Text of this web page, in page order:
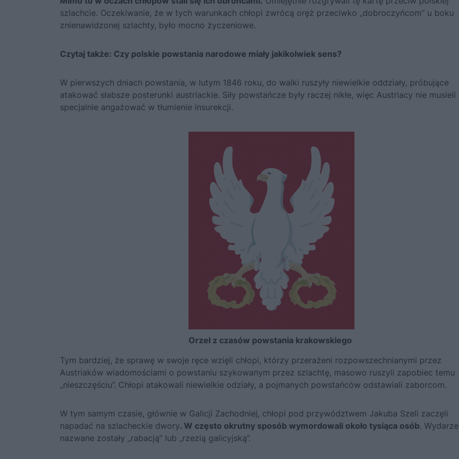
szlachcie. Oczekiwanie, że w tych warunkach chłopi zwrócą oręż przeciwko „dobroczyńcom” u boku
znienawidzonej szlachty, było mocno życzeniowe.
Czytaj także: Czy polskie powstania narodowe miały jakikolwiek sens?
W pierwszych dniach powstania, w lutym 1846 roku, do walki ruszyły niewielkie oddziały, próbujące
atakować słabsze posterunki austriackie. Siły powstańcze były raczej nikłe, więc Austriacy nie musieli
specjalnie angażować w tłumienie insurekcji.
Orzeł z czasów powstania krakowskiego
Tym bardziej, że sprawę w swoje ręce wzięli chłopi, którzy przerażeni rozpowszechnianymi przez
Austriaków wiadomościami o powstaniu szykowanym przez szlachtę, masowo ruszyli zapobiec temu
„nieszczęściu”. Chłopi atakowali niewielkie odziały, a pojmanych powstańców odstawiali zaborcom.
W tym samym czasie, głównie w Galicji Zachodniej, chłopi pod przywództwem Jakuba Szeli zaczęli
napadać na szlacheckie dwory. W często okrutny sposób wymordowali około tysiąca osób.
nazwane zostały „rabacją” lub „rzezią galicyjską”.